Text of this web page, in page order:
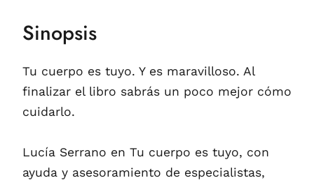
Sinopsis
Tu cuerpo es tuyo. Y es maravilloso. Al
finalizar el libro sabrás un poco mejor cómo
cuidarlo.
Lucía Serrano en Tu cuerpo es tuyo, con
ayuda y asesoramiento de especialistas,